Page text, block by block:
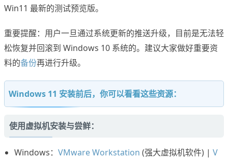
Win11 最新的测试预览版。
重要提醒：用户一旦通过系统更新的推送升级，目前是无法轻
松恢复并回滚到 Windows 10 系统的。建议大家做好重要资
料的备份再进行升级。
Windows 11 安装前后，你可以看看这些资源：
使用虚拟机安装与尝鲜：
Windows： VMware Workstation (强大虚拟机软件) | V